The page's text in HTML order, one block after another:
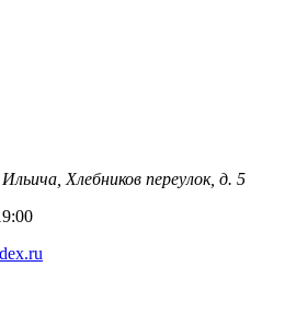
Хлебников переулок, д. 5